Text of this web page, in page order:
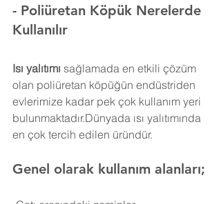
- Poliüretan Köpük Nerelerde
Kullanılır
Isı yalıtımı sağlamada en etkili çözüm
olan poliüretan köpüğün endüstriden
evlerimize kadar pek çok kullanım yeri
bulunmaktadır.Dünyada ısı yalıtımında
en çok tercih edilen üründür.
Genel olarak kullanım alanları;